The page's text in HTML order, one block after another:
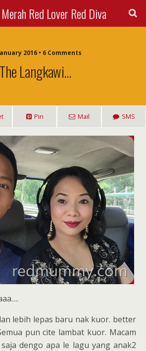
Red Lover Red Diva
2016 • 6 Comments
The Langkawi…
Pin Mail SMS
lebih lepas baru nak kuor. better
pun cite lambat kuor. Macam
dengo apa le lagu yang anak2